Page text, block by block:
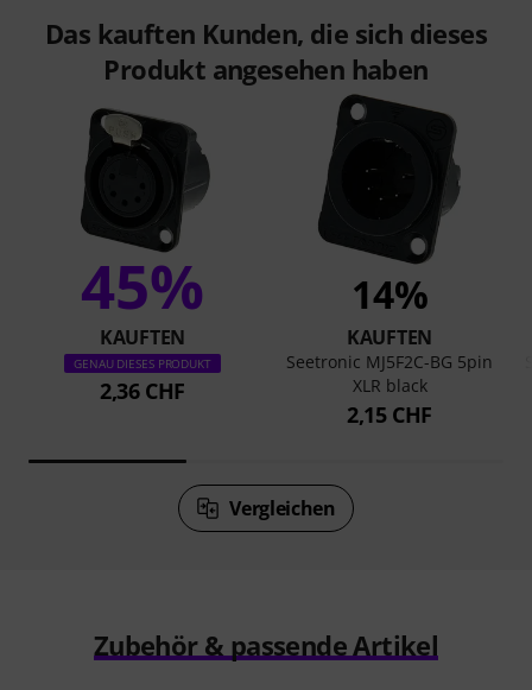
Das kauften Kunden, die sich dieses
Produkt angesehen haben
45%
KAUFTEN
GENAU DIESES PRODUKT
2,36 CHF
14%
KAUFTEN
Seetronic MJ5F2C-BG 5pin
XLR black
2,15 CHF
Vergleichen
Zubehör & passende Artikel